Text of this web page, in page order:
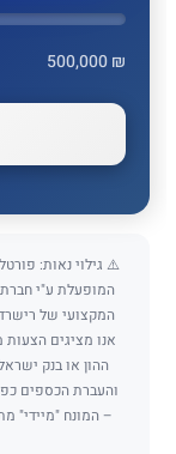
500,000 ₪
המקצועי של
אנו מציגים הצעות
ההון או בנק
והעברת הכספים
– המונח "מיידי"